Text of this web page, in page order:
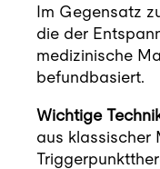
Im Gegensatz
die der
medizinische
befundbasiert.
Wichtige
aus klassischer